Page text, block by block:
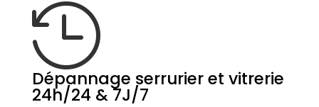

Dépannage serrurier et vitrerie
24h/24 & 7J/7